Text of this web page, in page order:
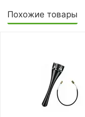
Похожие товары